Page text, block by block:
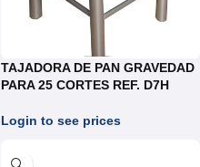
TAJADORA DE PAN GRAVEDAD
PARA 25 CORTES REF. D7H
Login to see prices